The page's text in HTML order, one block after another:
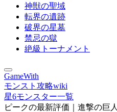
神獣の聖域
転界の遺跡
破界の星墓
禁忌の獄
絶級トーナメント
GameWith
モンスト攻略wiki
星6モンスター一覧
ピークの最新評価｜進撃の巨人